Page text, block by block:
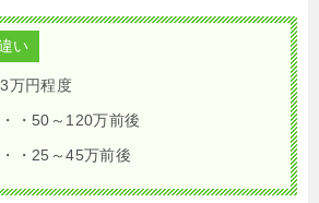
い
万円程度
・50～120万前後
・25～45万前後